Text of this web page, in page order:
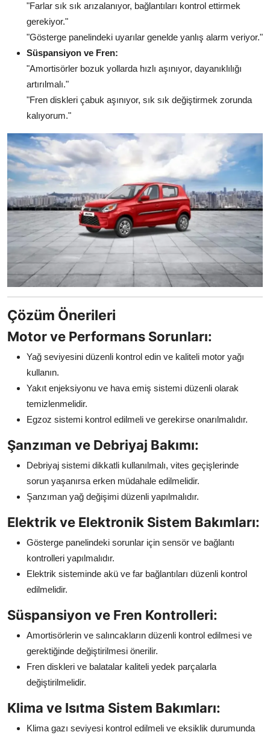
"Farlar sık sık arızalanıyor, bağlantıları kontrol ettirmek
gerekiyor."
"Gösterge panelindeki uyarılar genelde yanlış alarm veriyor."
Süspansiyon ve Fren:
"Amortisörler bozuk yollarda hızlı aşınıyor, dayanıklılığı
artırılmalı."
"Fren diskleri çabuk aşınıyor, sık sık değiştirmek zorunda
kalıyorum."
Çözüm Önerileri
Motor ve Performans Sorunları:
Yağ seviyesini düzenli kontrol edin ve kaliteli motor yağı
kullanın.
Yakıt enjeksiyonu ve hava emiş sistemi düzenli olarak
temizlenmelidir.
Egzoz sistemi kontrol edilmeli ve gerekirse onarılmalıdır.
Şanzıman ve Debriyaj Bakımı:
Debriyaj sistemi dikkatli kullanılmalı, vites geçişlerinde
sorun yaşanırsa erken müdahale edilmelidir.
Şanzıman yağ değişimi düzenli yapılmalıdır.
Elektrik ve Elektronik Sistem Bakımları:
Gösterge panelindeki sorunlar için sensör ve bağlantı
kontrolleri yapılmalıdır.
Elektrik sisteminde akü ve far bağlantıları düzenli kontrol
edilmelidir.
Süspansiyon ve Fren Kontrolleri:
Amortisörlerin ve salıncakların düzenli kontrol edilmesi ve
gerektiğinde değiştirilmesi önerilir.
Fren diskleri ve balatalar kaliteli yedek parçalarla
değiştirilmelidir.
Klima ve Isıtma Sistem Bakımları:
Klima gazı seviyesi kontrol edilmeli ve eksiklik durumunda